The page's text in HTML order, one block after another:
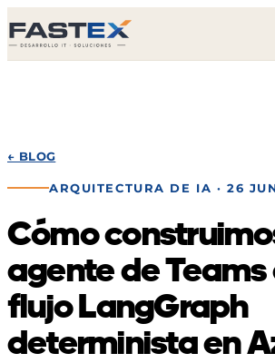
← BLOG
ARQUITECTURA DE IA · 26
Cómo
agente de Teams
flujo LangGraph
determinista en